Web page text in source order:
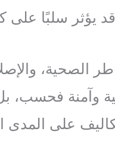
يؤثر سلبًا على
الصحية،
وآمنة
على المدى